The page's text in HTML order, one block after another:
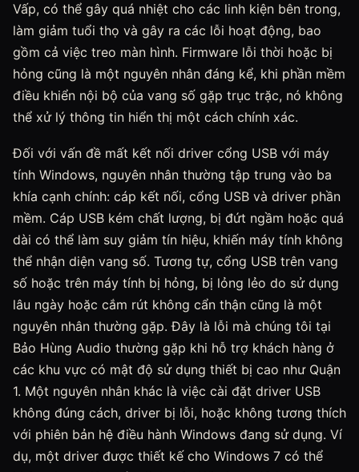
Vấp, có thể gây quá nhiệt cho các linh kiện bên trong,
làm giảm tuổi thọ và gây ra các lỗi hoạt động, bao
gồm cả việc treo màn hình. Firmware lỗi thời hoặc bị
hỏng cũng là một nguyên nhân đáng kể, khi phần mềm
điều khiển nội bộ của vang số gặp trục trặc, nó không
thể xử lý thông tin hiển thị một cách chính xác.
Đối với vấn đề mất kết nối driver cổng USB với máy
tính Windows, nguyên nhân thường tập trung vào ba
khía cạnh chính: cáp kết nối, cổng USB và driver phần
mềm. Cáp USB kém chất lượng, bị đứt ngầm hoặc quá
dài có thể làm suy giảm tín hiệu, khiến máy tính không
thể nhận diện vang số. Tương tự, cổng USB trên vang
số hoặc trên máy tính bị hỏng, bị lỏng lẻo do sử dụng
lâu ngày hoặc cắm rút không cẩn thận cũng là một
nguyên nhân thường gặp. Đây là lỗi mà chúng tôi tại
Bảo Hùng Audio thường gặp khi hỗ trợ khách hàng ở
các khu vực có mật độ sử dụng thiết bị cao như Quận
1. Một nguyên nhân khác là việc cài đặt driver USB
không đúng cách, driver bị lỗi, hoặc không tương thích
với phiên bản hệ điều hành Windows đang sử dụng. Ví
dụ, một driver được thiết kế cho Windows 7 có thể